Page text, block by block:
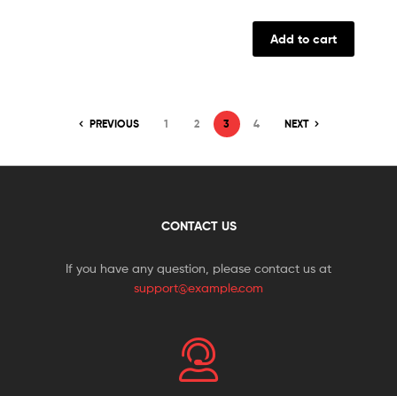
Add to cart
PREVIOUS 1 2 3 4 NEXT
CONTACT US
If you have any question, please contact us at
support@example.com